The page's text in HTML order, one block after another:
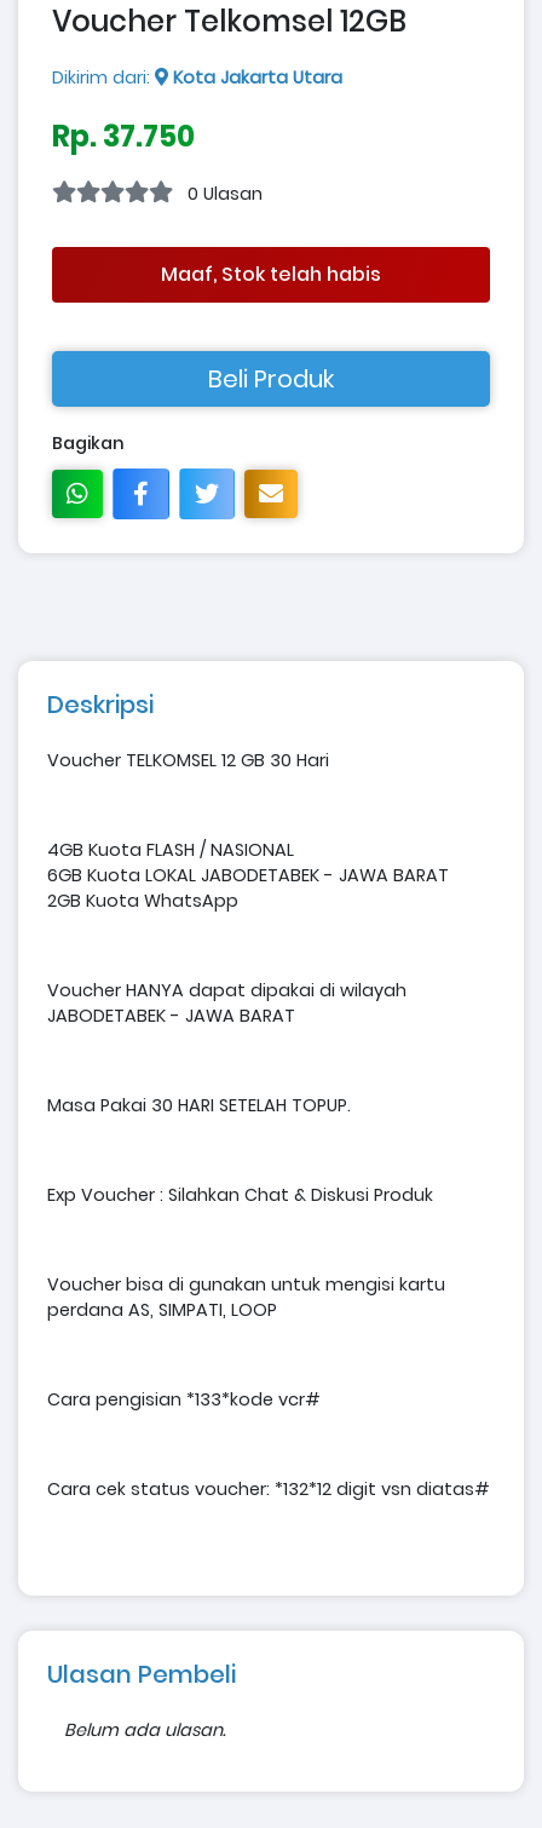
Voucher Telkomsel 12GB
Dikirim dari: Kota Jakarta Utara
Rp. 37.750
0 Ulasan
Maaf, Stok telah habis
Beli Produk
Bagikan
Deskripsi
Voucher TELKOMSEL 12 GB 30 Hari
4GB Kuota FLASH / NASIONAL
6GB Kuota LOKAL JABODETABEK - JAWA BARAT
2GB Kuota WhatsApp
Voucher HANYA dapat dipakai di wilayah
JABODETABEK - JAWA BARAT
Masa Pakai 30 HARI SETELAH TOPUP.
Exp Voucher : Silahkan Chat & Diskusi Produk
Voucher bisa di gunakan untuk mengisi kartu
perdana AS, SIMPATI, LOOP
Cara pengisian *133*kode vcr#
Cara cek status voucher: *132*12 digit vsn diatas#
Ulasan Pembeli
Belum ada ulasan.